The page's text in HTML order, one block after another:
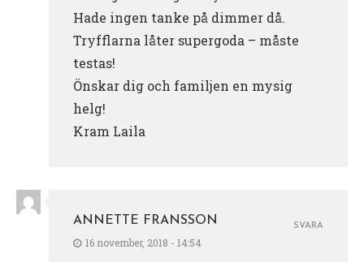
Hade ingen tanke på dimmer då.
Tryfflarna låter supergoda – måste
testas!
Önskar dig och familjen en mysig
helg!
Kram Laila
ANNETTE FRANSSON
16 november, 2018 - 14:54
SVARA